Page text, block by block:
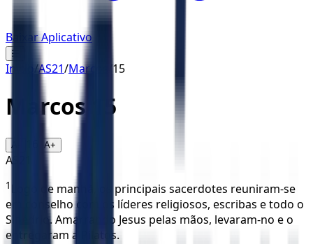
Baixar Aplicativo
☰
Início /AS21/Marcos /15
Marcos 15
A- A+
AS21
1
Logo de manhã, os principais sacerdotes reuniram-se
em conselho com os líderes religiosos, escribas e todo o
Sinédrio. Amarrando Jesus pelas mãos, levaram-no e o
entregaram a Pilatos.